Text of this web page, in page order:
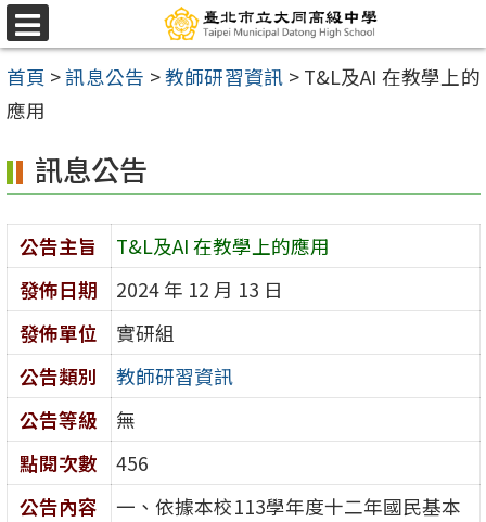
跳
至
主
要
容
區
選
單
首頁 >訊息公告 >教師研習資訊 > T&L及AI 在教學上的
應用
訊息公告
公告主旨
T&L及AI 在教學上的應用
發佈日期
2024 年 12 月 13 日
發佈單位
實研組
公告類別
教師研習資訊
公告等級
無
點閱次數
456
公告內容
一、依據本校113學年度十二年國民基本